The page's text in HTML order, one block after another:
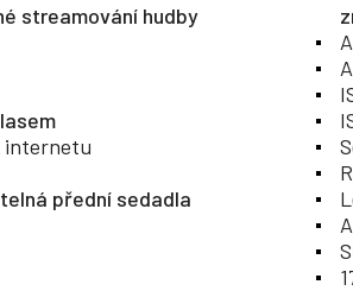
streamování hudby
internetu
přední sedadla